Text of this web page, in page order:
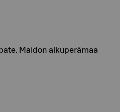
Maidon alkuperämaa